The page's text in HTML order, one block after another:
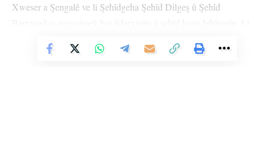
Xweser a Şengalê ve li Şehîdgeha Şehîd Dilgeş û Şehîd
Şengalê jî tevlî merasîmê bûn.Vê Nûçeyê Bixwîne